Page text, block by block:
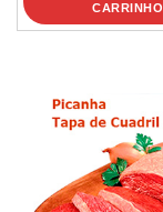
CARRINHO